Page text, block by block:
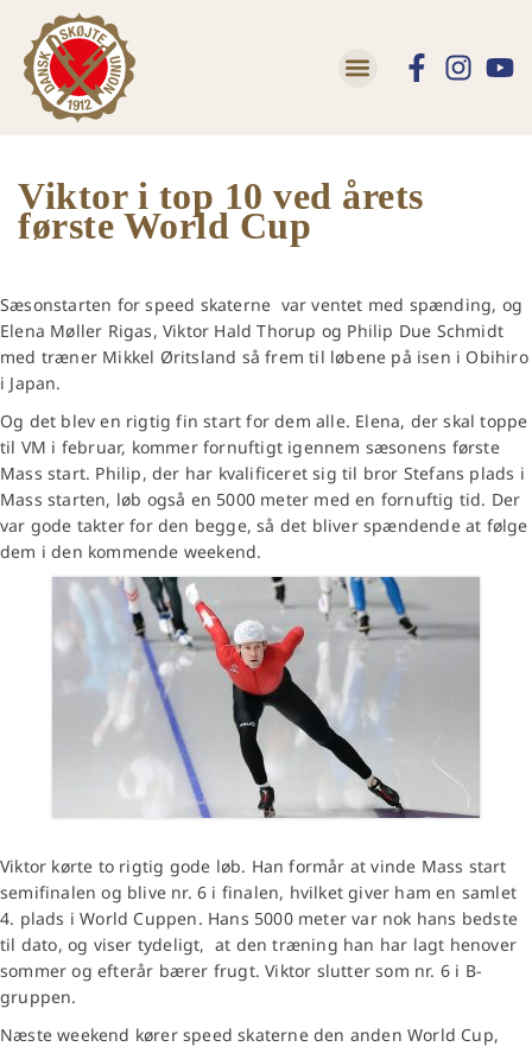
Viktor i top 10 ved årets
første World Cup
Sæsonstarten for speed skaterne var ventet med spænding, og
Elena Møller Rigas, Viktor Hald Thorup og Philip Due Schmidt
med træner Mikkel Øritsland så frem til løbene på isen i Obihiro
i Japan.
Og det blev en rigtig fin start for dem alle. Elena, der skal toppe
til VM i februar, kommer fornuftigt igennem sæsonens første
Mass start. Philip, der har kvalificeret sig til bror Stefans plads i
Mass starten, løb også en 5000 meter med en fornuftig tid. Der
var gode takter for den begge, så det bliver spændende at følge
dem i den kommende weekend.
Viktor kørte to rigtig gode løb. Han formår at vinde Mass start
semifinalen og blive nr. 6 i finalen, hvilket giver ham en samlet
4. plads i World Cuppen. Hans 5000 meter var nok hans bedste
til dato, og viser tydeligt, at den træning han har lagt henover
sommer og efterår bærer frugt. Viktor slutter som nr. 6 i B-
gruppen.
Næste weekend kører speed skaterne den anden World Cup,